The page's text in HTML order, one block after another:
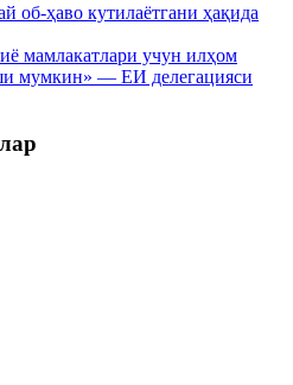
об-ҳаво кутилаётгани ҳақида
мамлакатлари учун илҳом
мумкин» — ЕИ делегацияси